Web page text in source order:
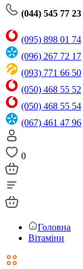
(044) 545 77 23
(095) 898 01 74
(096) 267 72 17
(093) 771 66 50
(050) 468 55 52
(050) 468 55 54
(067) 461 47 96
0
Головна
Вітаміни